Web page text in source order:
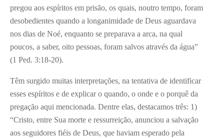
pregou aos espíritos em prisão, os quais, noutro tempo, foram
desobedientes quando a longanimidade de Deus aguardava
nos dias de Noé, enquanto se preparava a arca, na qual
poucos, a saber, oito pessoas, foram salvos através da água”
(1 Ped. 3:18-20).
Têm surgido muitas interpretações, na tentativa de identificar
esses espíritos e de explicar o quando, o onde e o porquê da
pregação aqui mencionada. Dentre elas, destacamos três: 1)
“Cristo, entre Sua morte e ressurreição, anunciou a salvação
aos seguidores fiéis de Deus, que haviam esperado pela